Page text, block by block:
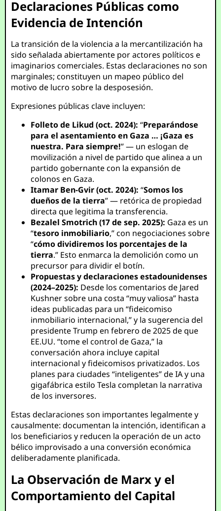
Declaraciones Públicas como
Evidencia de Intención
La transición de la violencia a la mercantilización ha
sido señalada abiertamente por actores políticos e
imaginarios comerciales. Estas declaraciones no son
marginales; constituyen un mapeo público del
motivo de lucro sobre la desposesión.
Expresiones públicas clave incluyen:
Folleto de Likud (oct. 2024): “Preparándose
para el asentamiento en Gaza … ¡Gaza es
nuestra. Para siempre!” — un eslogan de
movilización a nivel de partido que alinea a un
partido gobernante con la expansión de
colonos en Gaza.
Itamar Ben-Gvir (oct. 2024): “Somos los
dueños de la tierra” — retórica de propiedad
directa que legitima la transferencia.
Bezalel Smotrich (17 de sep. 2025): Gaza es un
“tesoro inmobiliario,” con negociaciones sobre
“cómo dividiremos los porcentajes de la
tierra.” Esto enmarca la demolición como un
precursor para dividir el botín.
Propuestas y declaraciones estadounidenses
(2024–2025): Desde los comentarios de Jared
Kushner sobre una costa “muy valiosa” hasta
ideas publicadas para un “fideicomiso
inmobiliario internacional,” y la sugerencia del
presidente Trump en febrero de 2025 de que
EE.UU. “tome el control de Gaza,” la
conversación ahora incluye capital
internacional y fideicomisos privatizados. Los
planes para ciudades “inteligentes” de IA y una
gigafábrica estilo Tesla completan la narrativa
de los inversores.
Estas declaraciones son importantes legalmente y
causalmente: documentan la intención, identifican a
los beneficiarios y reducen la operación de un acto
bélico improvisado a una conversión económica
deliberadamente planificada.
La Observación de Marx y el
Comportamiento del Capital